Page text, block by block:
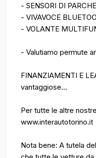
- SENSORI DI
- VIVAVOCE
- VOLANTE
- Valutiamo permute
FINANZIAMENTI E
vantaggiose...
Per tutte le altre
www.interautotorino.it
Nota bene: A tutela